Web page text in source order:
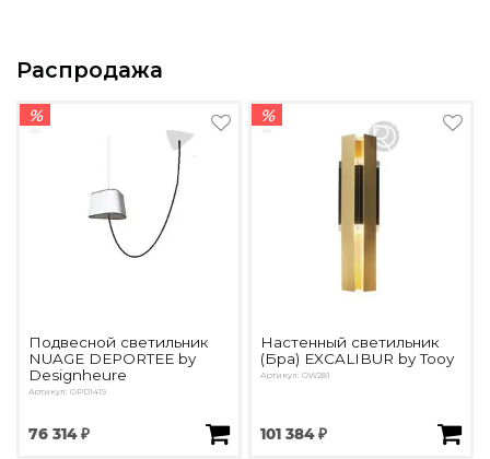
Распродажа
%
Подвесной светильник
NUAGE DEPORTEE by
Designheure
Артикул: OPD1419
76 314 ₽
%
Настенный светильник
(Бра) EXCALIBUR by Tooy
Артикул: OW281
101 384 ₽